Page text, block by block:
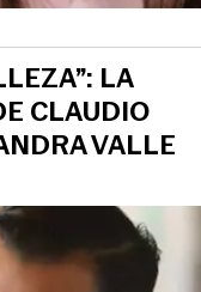
LA
CLAUDIO
VALLE